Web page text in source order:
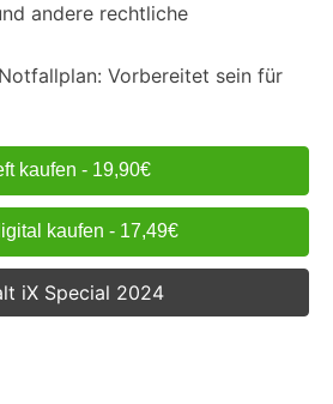
andere rechtliche
Vorbereitet sein für
Heft kaufen - 19,90€
kaufen - 17,49€
iX Special 2024